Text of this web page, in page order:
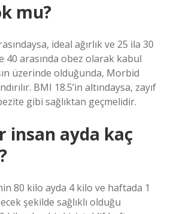
mu?
ideal ağırlık ve 25 ila 30
40 arasında obez olarak kabul
üzerinde olduğunda, Morbid
BMI 18.5’in altındaysa, zayıf
gibi sağlıktan geçmelidir.
insan ayda kaç
80 kilo ayda 4 kilo ve haftada 1
şekilde sağlıklı olduğu